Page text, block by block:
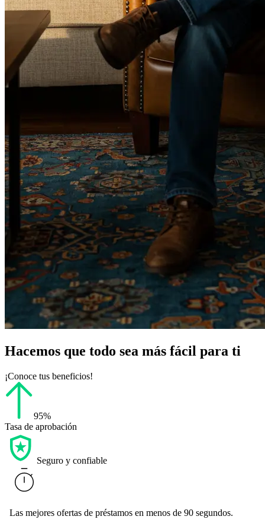
Hacemos que todo sea más fácil para ti
¡Conoce tus beneficios!
95%
Tasa de aprobación
Seguro y confiable
Las mejores ofertas de préstamos en menos de 90 segundos.